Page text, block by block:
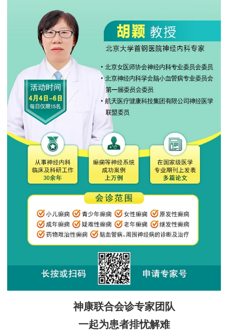
神康联合会诊专家团队
一起为患者排忧解难